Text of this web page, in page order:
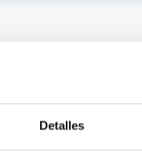
Detalles